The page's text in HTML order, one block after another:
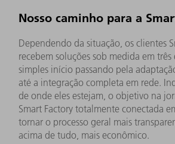
Nosso caminho para a
Dependendo da situação, os clientes
recebem soluções sob medida em três
simples início passando pela
até a integração completa em rede.
de onde eles estejam, o objetivo na
Smart Factory totalmente conectada
tornar o processo geral mais
acima de tudo, mais econômico.